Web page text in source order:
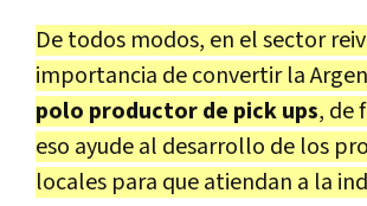
De todos modos, en el sector
importancia de convertir la
polo productor de pick ups, de
eso ayude al desarrollo de los
locales para que atiendan a la